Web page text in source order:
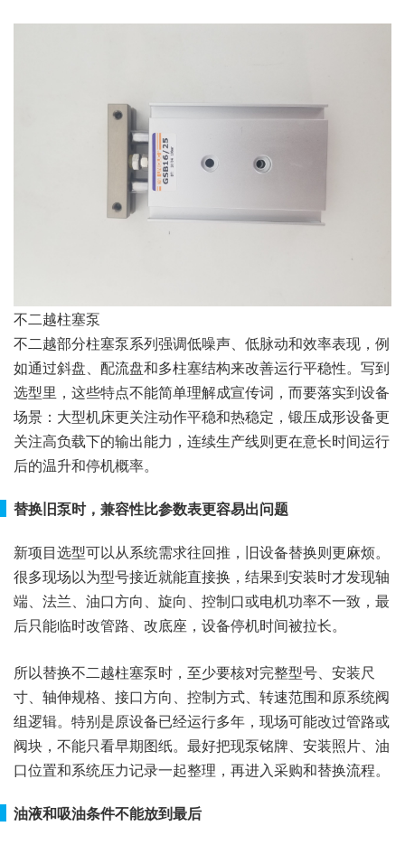
不二越柱塞泵
不二越部分柱塞泵系列强调低噪声、低脉动和效率表现，例
如通过斜盘、配流盘和多柱塞结构来改善运行平稳性。写到
选型里，这些特点不能简单理解成宣传词，而要落实到设备
场景：大型机床更关注动作平稳和热稳定，锻压成形设备更
关注高负载下的输出能力，连续生产线则更在意长时间运行
后的温升和停机概率。
替换旧泵时，兼容性比参数表更容易出问题
新项目选型可以从系统需求往回推，旧设备替换则更麻烦。
很多现场以为型号接近就能直接换，结果到安装时才发现轴
端、法兰、油口方向、旋向、控制口或电机功率不一致，最
后只能临时改管路、改底座，设备停机时间被拉长。
所以替换不二越柱塞泵时，至少要核对完整型号、安装尺
寸、轴伸规格、接口方向、控制方式、转速范围和原系统阀
组逻辑。特别是原设备已经运行多年，现场可能改过管路或
阀块，不能只看早期图纸。最好把现泵铭牌、安装照片、油
口位置和系统压力记录一起整理，再进入采购和替换流程。
油液和吸油条件不能放到最后